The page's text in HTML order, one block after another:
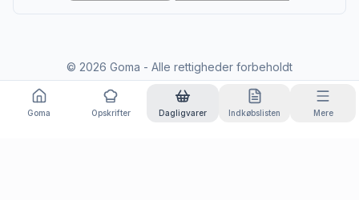
© 2026 Goma - Alle rettigheder forbeholdt
Goma Opskrifter Dagligvarer Indkøbslisten Mere